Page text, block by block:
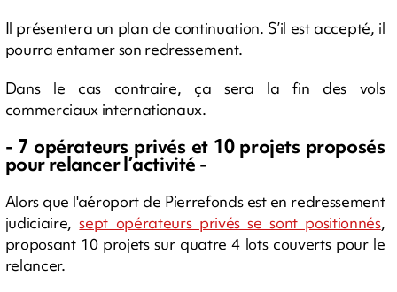
Il présentera un plan de continuation. S’il est accepté, il
pourra entamer son redressement.
Dans le cas contraire, ça sera la fin des vols
commerciaux internationaux.
- 7 opérateurs privés et 10 projets proposés
pour relancer l’activité -
Alors que l'aéroport de Pierrefonds est en redressement
judiciaire,sept opérateurs privés se sont positionnés,
proposant 10 projets sur quatre 4 lots couverts pour le
relancer.